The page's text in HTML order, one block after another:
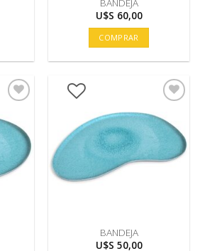
U$S 60,00
COMPRAR
BANDEJA
U$S 50,00